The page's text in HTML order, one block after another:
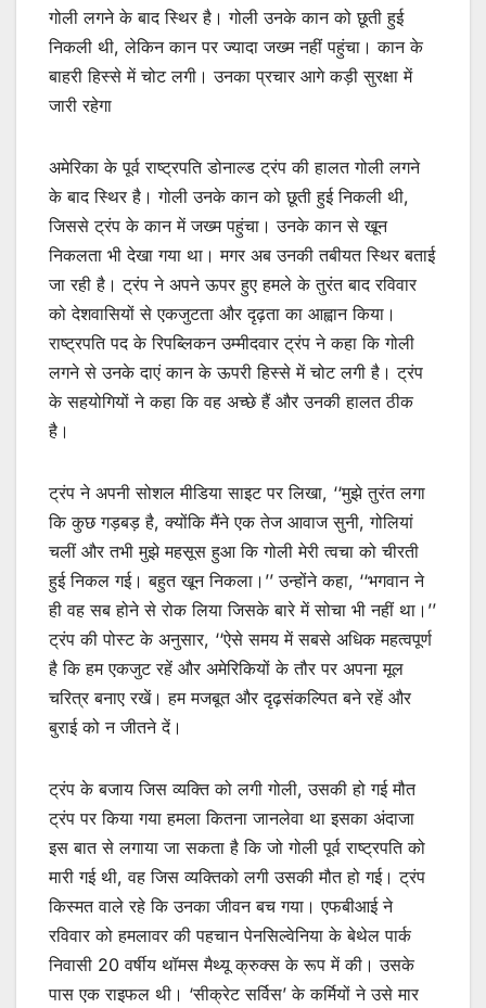
गोली लगने के बाद स्थिर है। गोली उनके कान को छूती हुई
निकली थी, लेकिन कान पर ज्यादा जख्म नहीं पहुंचा। कान के
बाहरी हिस्से में चोट लगी। उनका प्रचार आगे कड़ी सुरक्षा में
जारी रहेगा
अमेरिका के पूर्व राष्ट्रपति डोनाल्ड ट्रंप की हालत गोली लगने
के बाद स्थिर है। गोली उनके कान को छूती हुई निकली थी,
जिससे ट्रंप के कान में जख्म पहुंचा। उनके कान से खून
निकलता भी देखा गया था। मगर अब उनकी तबीयत स्थिर बताई
जा रही है। ट्रंप ने अपने ऊपर हुए हमले के तुरंत बाद रविवार
को देशवासियों से एकजुटता और दृढ़ता का आह्वान किया।
राष्ट्रपति पद के रिपब्लिकन उम्मीदवार ट्रंप ने कहा कि गोली
लगने से उनके दाएं कान के ऊपरी हिस्से में चोट लगी है। ट्रंप
के सहयोगियों ने कहा कि वह अच्छे हैं और उनकी हालत ठीक
है।
ट्रंप ने अपनी सोशल मीडिया साइट पर लिखा, ‘‘मुझे तुरंत लगा
कि कुछ गड़बड़ है, क्योंकि मैंने एक तेज आवाज सुनी, गोलियां
चलीं और तभी मुझे महसूस हुआ कि गोली मेरी त्वचा को चीरती
हुई निकल गई। बहुत खून निकला।’’ उन्होंने कहा, ‘‘भगवान ने
ही वह सब होने से रोक लिया जिसके बारे में सोचा भी नहीं था।’’
ट्रंप की पोस्ट के अनुसार, ‘‘ऐसे समय में सबसे अधिक महत्वपूर्ण
है कि हम एकजुट रहें और अमेरिकियों के तौर पर अपना मूल
चरित्र बनाए रखें। हम मजबूत और दृढ़संकल्पित बने रहें और
बुराई को न जीतने दें।
ट्रंप के बजाय जिस व्यक्ति को लगी गोली, उसकी हो गई मौत
ट्रंप पर किया गया हमला कितना जानलेवा था इसका अंदाजा
इस बात से लगाया जा सकता है कि जो गोली पूर्व राष्ट्रपति को
मारी गई थी, वह जिस व्यक्तिको लगी उसकी मौत हो गई। ट्रंप
किस्मत वाले रहे कि उनका जीवन बच गया। एफबीआई ने
रविवार को हमलावर की पहचान पेनसिल्वेनिया के बेथेल पार्क
निवासी 20 वर्षीय थॉमस मैथ्यू क्रुक्स के रूप में की। उसके
पास एक राइफल थी। ‘सीक्रेट सर्विस’ के कर्मियों ने उसे मार